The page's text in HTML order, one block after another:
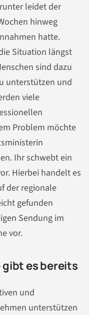
leidet der
hinweg
hatte.
Situation längst
sind dazu
unterstützen und
viele
Problem möchte
Ihr schwebt ein
Hierbei handelt es
der regionale
gefunden
Sendung im
vor.
es bereits
und
unterstützen